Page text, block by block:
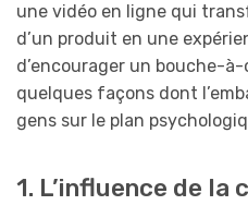
une vidéo en ligne qui
d’un produit en une
d’encourager un bouche-
quelques façons dont
gens sur le plan
1. L’influence de la